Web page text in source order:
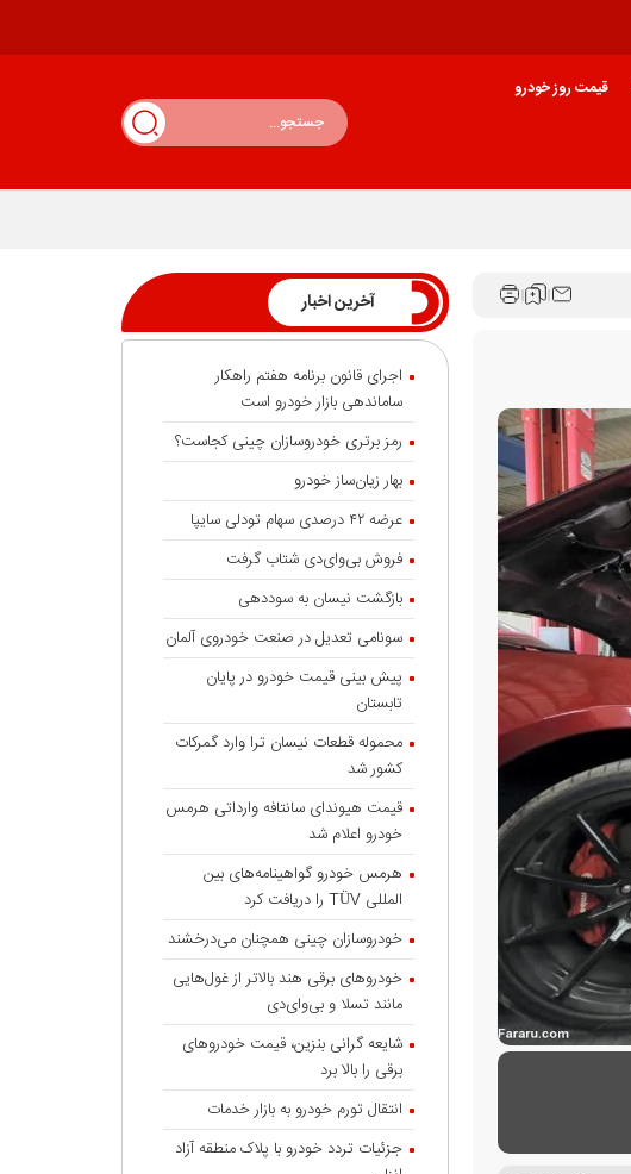
قیمت روز خودرو
آخرین اخبار
اجرای قانون برنامه هفتم راهکار
ساماندهی بازار خودرو است
رمز برتری خودروسازان چینی کجاست؟
بهار زیان‌ساز خودرو
عرضه ۴۲ درصدی سهام تودلی سایپا
فروش بی‌وای‌دی شتاب گرفت
بازگشت نیسان به سوددهی
سونامی تعدیل در صنعت خودروی آلمان
پیش بینی قیمت خودرو در پایان
تابستان
محموله قطعات نیسان ترا وارد گمرکات
کشور شد
قیمت هیوندای سانتافه وارداتی هرمس
خودرو اعلام شد
هرمس خودرو گواهینامه‌های بین
المللی TÜV را دریافت کرد
خودروسازان چینی همچنان می‌درخشند
خودروهای برقی هند بالاتر از غول‌هایی
مانند تسلا و بی‌وای‌دی
شایعه گرانی بنزین، قیمت خودروهای
برقی را بالا برد
انتقال تورم خودرو به بازار خدمات
جزئیات تردد خودرو با پلاک منطقه آزاد